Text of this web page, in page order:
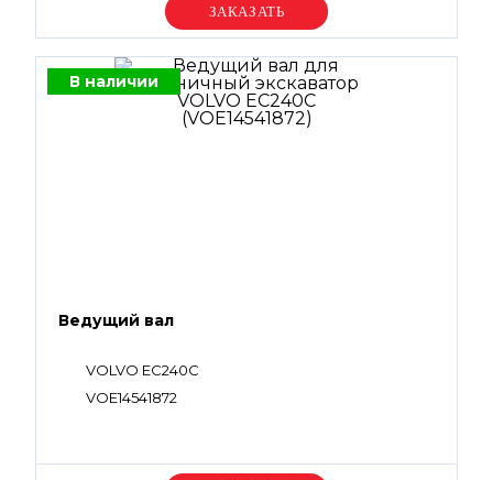
Уточняйте цену
В наличии
Ведущий вал
VOLVO EC240C
VOE14541872